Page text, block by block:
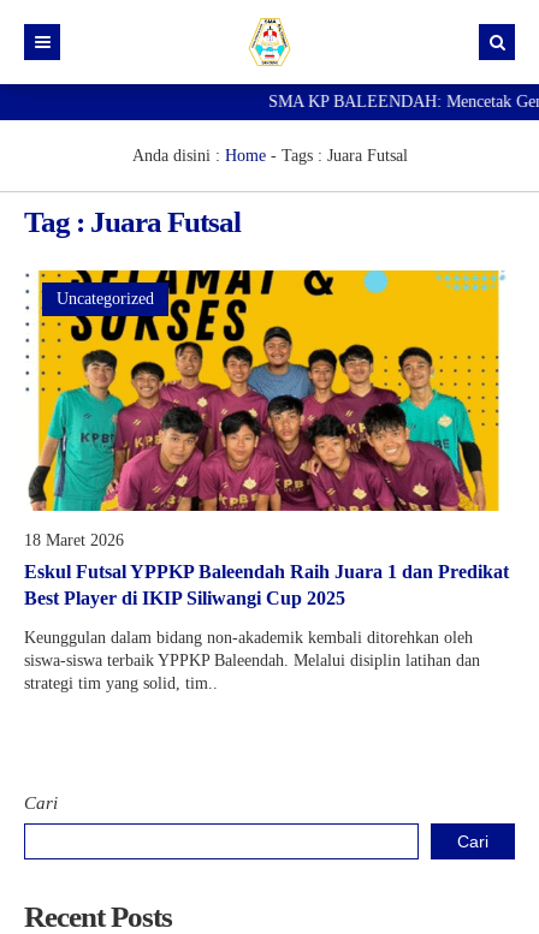
Data Guru
Portal Siswa
SPMB
SNBP
SMA KP BALEENDAH: Mencetak
Anda disini : Home- Tags : Juara Futsal
Tag : Juara Futsal
Uncategorized
18 Maret 2026
Eskul Futsal YPPKP Baleendah Raih Juara 1 dan Predikat
Best Player di IKIP Siliwangi Cup 2025
Keunggulan dalam bidang non-akademik kembali ditorehkan oleh
siswa-siswa terbaik YPPKP Baleendah. Melalui disiplin latihan dan
strategi tim yang solid, tim..
Cari
Cari
Recent Posts